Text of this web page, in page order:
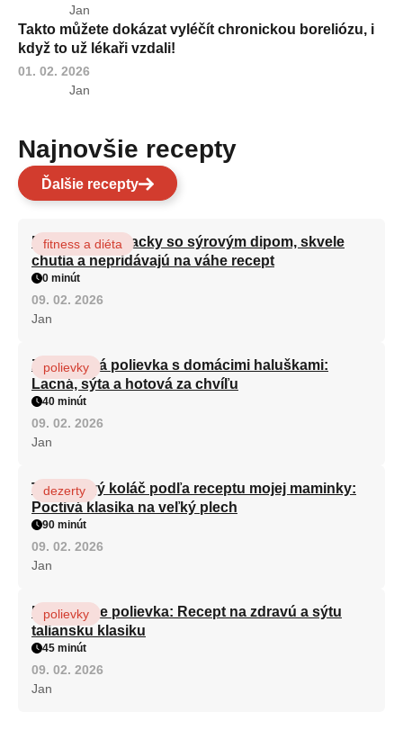
Jan
Takto můžete dokázat vyléčít chronickou boreliózu, i
když to už lékaři vzdali!
01. 02. 2026
Jan
Najnovšie recepty
Ďalšie recepty
Brokolicové placky so sýrovým dipom, skvele
chutia a nepridávajú na váhe recept
fitness a diéta
0 minút
09. 02. 2026
Jan
Zeleninová polievka s domácimi haluškami:
Lacná, sýta a hotová za chvíľu
polievky
40 minút
09. 02. 2026
Jan
Tvarohový koláč podľa receptu mojej maminky:
Poctivá klasika na veľký plech
dezerty
90 minút
09. 02. 2026
Jan
Minestrone polievka: Recept na zdravú a sýtu
taliansku klasiku
polievky
45 minút
09. 02. 2026
Jan